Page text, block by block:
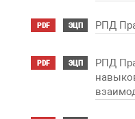
PDF ЭЦП РПД
PDF ЭЦП
РПД